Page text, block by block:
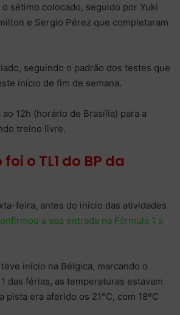
sétimo colocado, seguido por Yuki
e Sergio Pérez que completaram
seguindo o padrão dos testes que
início de fim de semana.
12h (horário de Brasília) para a
treino livre.
o TL1 do BP da
feira, antes do início das atividades
a sua entrada na Fórmula 1 a
início na Bélgica, marcando o
das férias, as temperaturas estavam
pista era aferido os 21°C, com 18ºC